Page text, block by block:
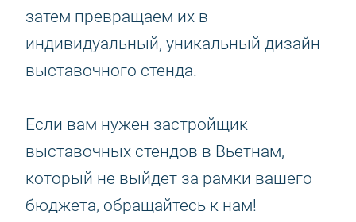
затем превращаем их в
индивидуальный, уникальный дизайн
выставочного стенда.
Если вам нужен застройщик
выставочных стендов в Вьетнам,
который не выйдет за рамки вашего
бюджета, обращайтесь к нам!